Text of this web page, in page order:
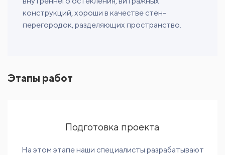
конструкций, хороши в качестве стен-
перегородок, разделяющих пространство.
Этапы работ
Подготовка проекта
На этом этапе наши специалисты разрабатывают